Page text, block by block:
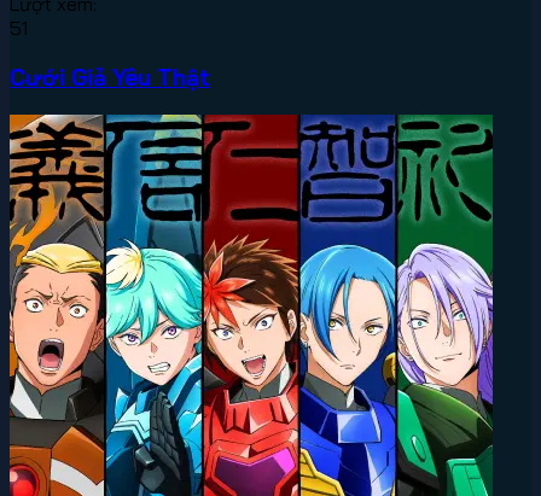
51
Cưới Giả Yêu Thật